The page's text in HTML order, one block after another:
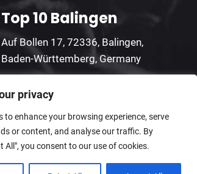
privacy
to enhance your browsing experience, serve
or content, and analyse our traffic. By
All", you consent to our use of cookies.
Top 10 Balingen
Auf Bollen 17, 72336, Balingen,
Baden-Württemberg, Germany